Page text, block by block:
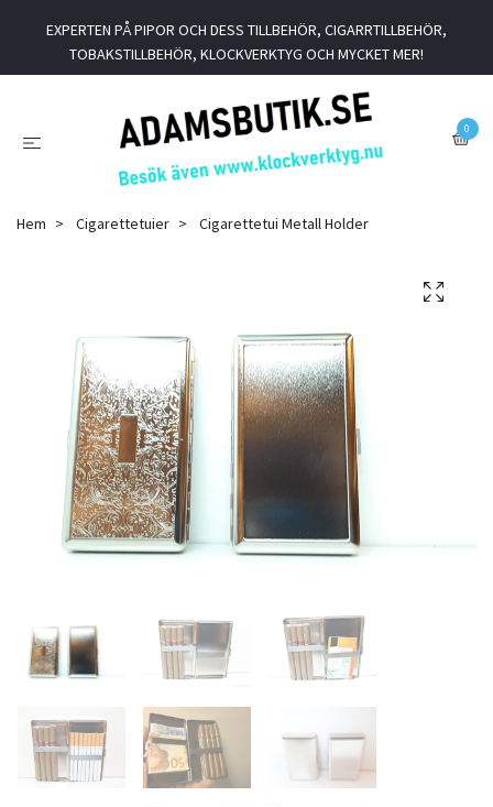
EXPERTEN PÅ PIPOR OCH DESS TILLBEHÖR, CIGARRTILLBEHÖR,
TOBAKSTILLBEHÖR, KLOCKVERKTYG OCH MYCKET MER!
0
Hem Cigarettetuier Cigarettetui Metall Holder